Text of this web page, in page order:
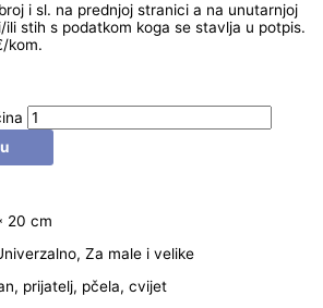
i sl. na prednjoj stranici a na unutarnjoj
stih s podatkom koga se stavlja u potpis.
kom.
20 cm
Za male i velike
prijatelj, pčela, cvijet